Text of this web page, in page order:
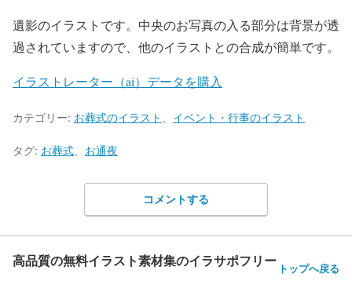
遺影のイラストです。中央のお写真の入る部分は背景が透
過されていますので、他のイラストとの合成が簡単です。
イラストレーター（ai）データを購入
カテゴリー: お葬式のイラスト イベント・行事のイラスト
タグ: お葬式 お通夜
コメントする
高品質の無料イラスト素材集のイラサポフリー トップへ戻る